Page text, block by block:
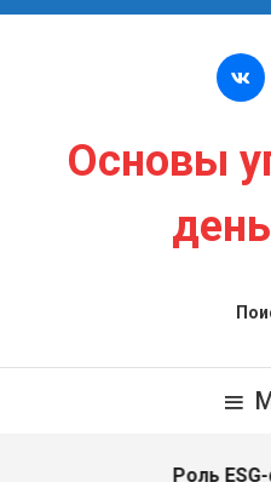
Перейти к содержимому
Основы
Роль ESG-